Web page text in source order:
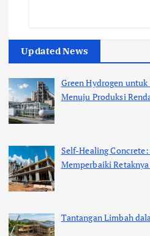
Updated News
Green Hydrogen
Menuju Produksi
Self-Healing Concrete:
Memperbaiki
Tantangan Limbah